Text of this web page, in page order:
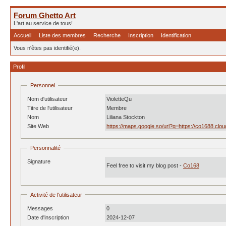
Forum Ghetto Art
L'art au service de tous!
Accueil
Liste des membres Recherche Inscription Identification
Vous n'êtes pas identifié(e).
Profil
Personnel
Nom d'utilisateur
VioletteQu
Titre de l'utilisateur
Membre
Nom
Liliana Stockton
Site Web
https://maps.google.so/url?q=https://
Personnalité
Signature
Feel free to visit my blog post - Co168
Activité de l'utilisateur
Messages
0
Date d'inscription
2024-12-07